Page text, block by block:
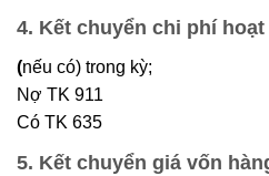
4. Kết chuyển chi phí
(nếu có) trong kỳ;
Nợ TK 911
Có TK 635
5. Kết chuyển giá vốn